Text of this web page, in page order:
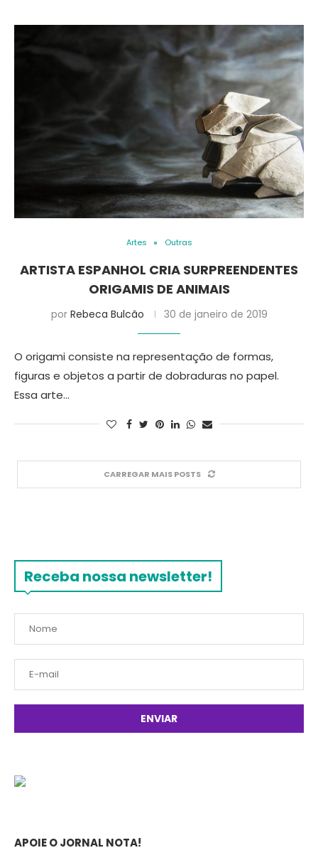
Artes Outras
ARTISTA ESPANHOL CRIA SURPREENDENTES
ORIGAMIS DE ANIMAIS
por Rebeca Bulcão 30 de janeiro de 2019
O origami consiste na representação de formas,
figuras e objetos a partir de dobraduras no papel.
Essa arte…
CARREGAR MAIS POSTS
Receba nossa newsletter!
APOIE O JORNAL NOTA!